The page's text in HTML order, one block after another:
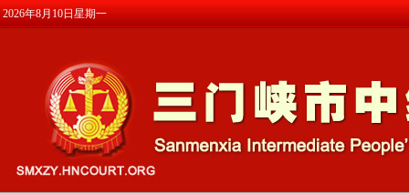
2026年8月10日星期一